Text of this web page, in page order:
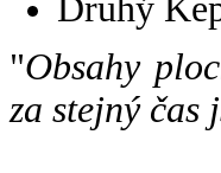
Druhý
"Obsahy
za stejný čas